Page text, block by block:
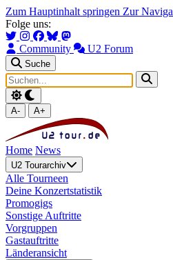
Zum Hauptinhalt springen Zur
Folge uns:
Community U2 Forum
Suche
A- A+
Home News
U2 Tourarchiv
Alle Tourneen
Deine Konzertstatistik
Promogigs
Sonstige Auftritte
Vorgruppen
Gastauftritte
Länderansicht